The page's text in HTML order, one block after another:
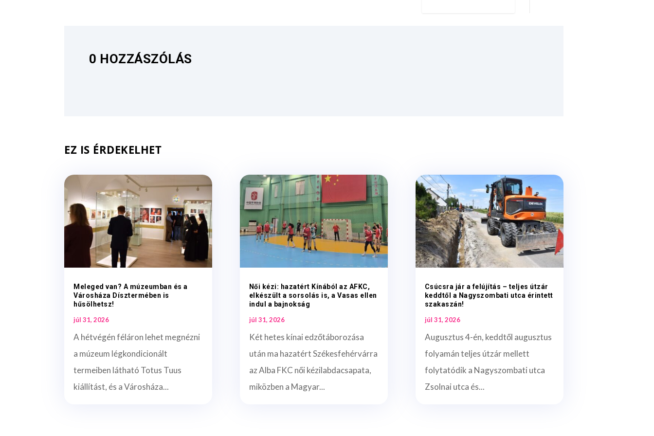
0 HOZZÁSZÓLÁS
EZ IS ÉRDEKELHET
Meleged van? A múzeumban és a
Városháza Dísztermében is
hűsölhetsz!
júl 31, 2026
A hétvégén féláron lehet megnézni
a múzeum légkondicionált
termeiben látható Totus Tuus
kiállítást, és a Városháza...
Női kézi: hazatért Kínából az AFKC,
elkészült a sorsolás is, a Vasas ellen
indul a bajnokság
júl 31, 2026
Két hetes kínai edzőtáborozása
után ma hazatért Székesfehérvárra
az Alba FKC női kézilabdacsapata,
miközben a Magyar...
Csúcsra jár a felújítás – teljes útzár
keddtől a Nagyszombati utca érintett
szakaszán!
júl 31, 2026
Augusztus 4-én, keddtől augusztus
folyamán teljes útzár mellett
folytatódik a Nagyszombati utca
Zsolnai utca és...